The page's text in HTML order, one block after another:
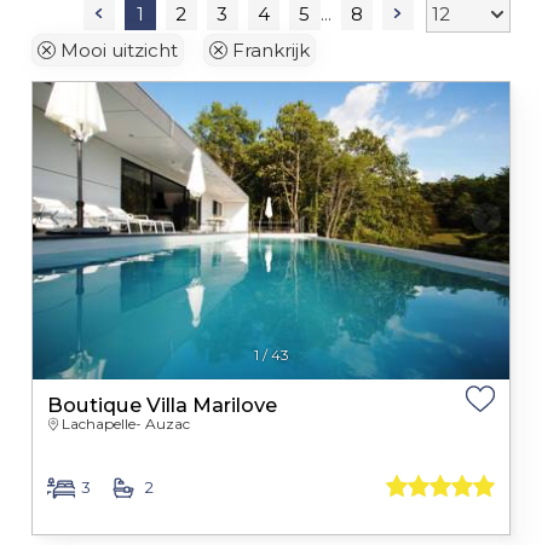
1 2 3 4 5
8
Mooi uitzicht
Frankrijk
1/43
Boutique Villa Marilove
Lachapelle- Auzac
3 2